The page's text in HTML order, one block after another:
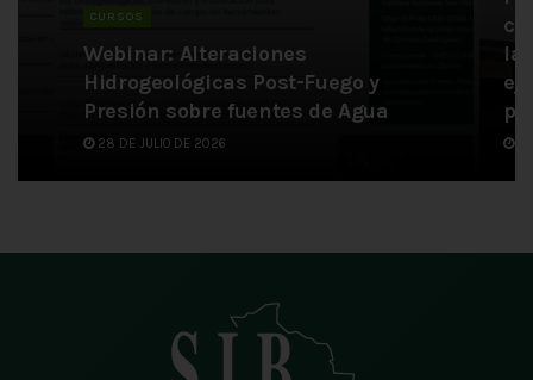
CURSOS
Webinar: Alteraciones
Hidrogeológicas Post-Fuego y
Presión sobre fuentes de Agua
28 DE JULIO DE 2026
la
6